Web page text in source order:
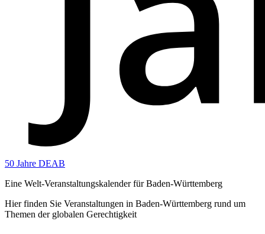
50 Jahre DEAB
Eine Welt-Veranstaltungskalender für Baden-Württemberg
Hier finden Sie Veranstaltungen in Baden-Württemberg rund um
Themen der globalen Gerechtigkeit